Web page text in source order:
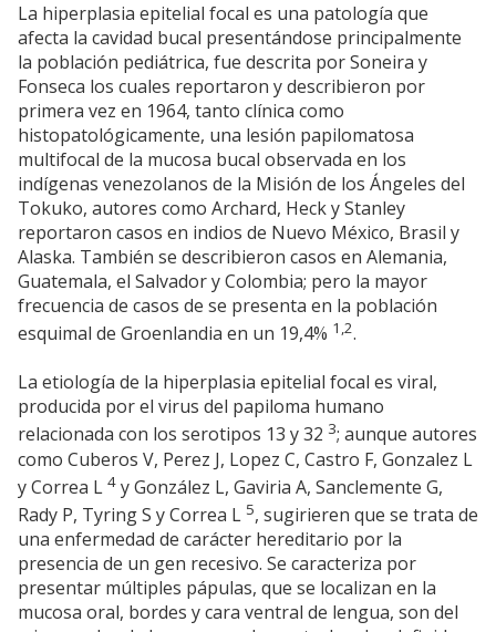
La hiperplasia epitelial focal es una patología que
afecta la cavidad bucal presentándose principalmente
la población pediátrica, fue descrita por Soneira y
Fonseca los cuales reportaron y describieron por
primera vez en 1964, tanto clínica como
histopatológicamente, una lesión papilomatosa
multifocal de la mucosa bucal observada en los
indígenas venezolanos de la Misión de los Ángeles del
Tokuko, autores como Archard, Heck y Stanley
reportaron casos en indios de Nuevo México, Brasil y
Alaska. También se describieron casos en Alemania,
Guatemala, el Salvador y Colombia; pero la mayor
frecuencia de casos de se presenta en la población
esquimal de Groenlandia en un 19,4% 1,2.
La etiología de la hiperplasia epitelial focal es viral,
producida por el virus del papiloma humano
relacionada con los serotipos 13 y 32 3; aunque autores
como Cuberos V, Perez J, Lopez C, Castro F, Gonzalez L
y Correa L 4 y González L, Gaviria A, Sanclemente G,
Rady P, Tyring S y Correa L 5, sugirieren que se trata de
una enfermedad de carácter hereditario por la
presencia de un gen recesivo. Se caracteriza por
presentar múltiples pápulas, que se localizan en la
mucosa oral, bordes y cara ventral de lengua, son del